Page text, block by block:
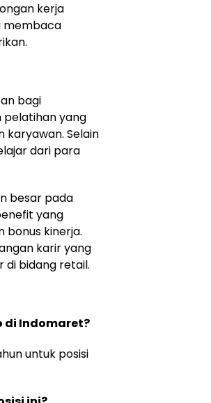
kerja
membaca
bagi
pelatihan yang
Selain
dari para
besar pada
yang
bonus kinerja.
karir yang
bidang retail.
di Indomaret?
untuk posisi